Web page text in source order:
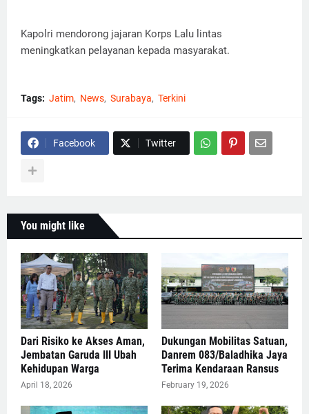
Kapolri mendorong jajaran Korps Lalu lintas
meningkatkan pelayanan kepada masyarakat.
Tags: Jatim News Surabaya Terkini
Facebook Twitter
You might like
Dari Risiko ke Akses Aman,
Jembatan Garuda III Ubah
Kehidupan Warga
April 18, 2026
Dukungan Mobilitas Satuan,
Danrem 083/Baladhika Jaya
Terima Kendaraan Ransus
February 19, 2026